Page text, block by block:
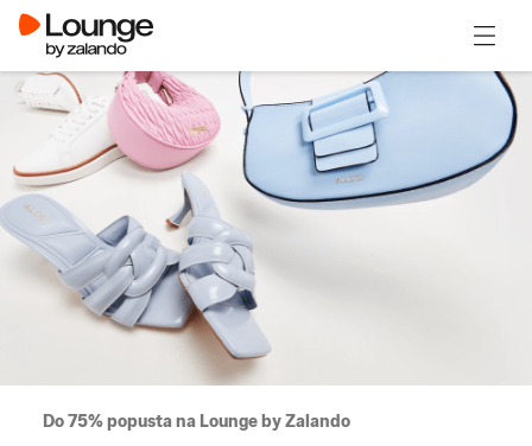
Do 75% popusta na Lounge by Zalando